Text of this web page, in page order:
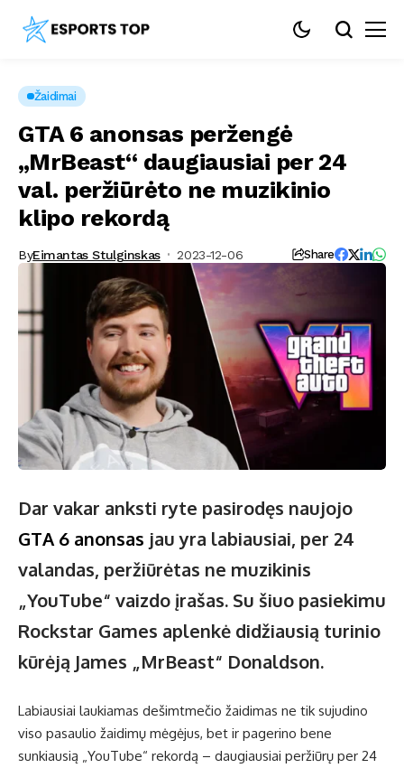
Žaidimai
GTA 6 anonsas peržengė
„MrBeast“ daugiausiai per 24
val. peržiūrėto ne muzikinio
klipo rekordą
ByEimantas Stulginskas 2023-12-06 Share
Dar vakar anksti ryte pasirodęs naujojo
GTA 6 anonsas jau yra labiausiai, per 24
valandas, peržiūrėtas ne muzikinis
„YouTube“ vaizdo įrašas. Su šiuo pasiekimu
Rockstar Games aplenkė didžiausią turinio
kūrėją James „MrBeast“ Donaldson.
Labiausiai laukiamas dešimtmečio žaidimas ne tik sujudino
viso pasaulio žaidimų mėgėjus, bet ir pagerino bene
sunkiausią „YouTube“ rekordą – daugiausiai peržiūrų per 24